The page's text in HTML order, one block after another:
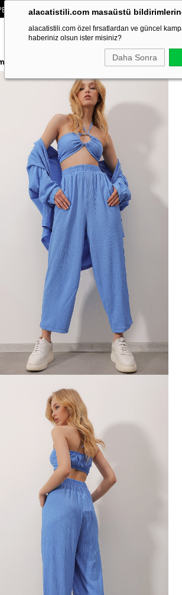
alacatistili.com masaüstü
alacatistili.com özel fırsatlardan ve güncel
haberiniz olsun ister misiniz?
Daha Sonra
• 🚚KREDI KARTI VE HAVALE ÖDEMELERINIZDE 750₺
Pantolon ALC-X9849